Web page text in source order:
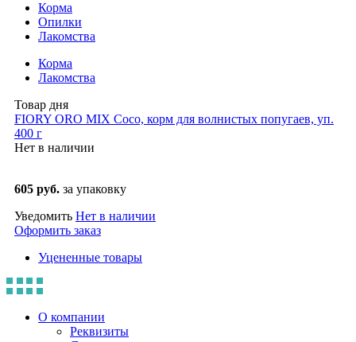
Корма
Опилки
Лакомства
Корма
Лакомства
Товар дня
FIORY ORO MIX Coco, корм для волнистых попугаев, уп.
400 г
Нет в наличии
605 руб. за упаковку
Уведомить Нет в наличии
Оформить заказ
Уцененные товары
О компании
Реквизиты